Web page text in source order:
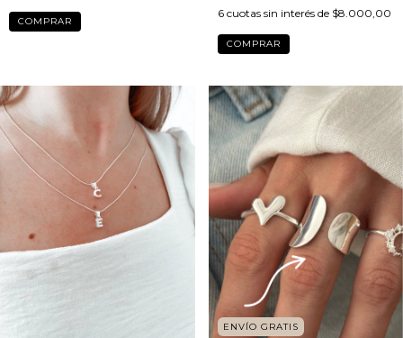
COMPRAR
6 cuotas sin interés de $8.000,00
COMPRAR
ENVÍO GRATIS